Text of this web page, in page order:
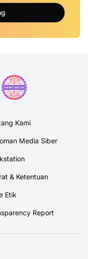
Kami
Media Siber
& Ketentuan
Etik
Report